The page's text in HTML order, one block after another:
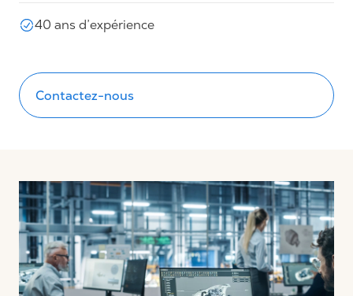
40 ans d’expérience
Contactez-nous